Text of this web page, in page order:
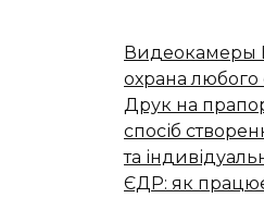
Видеокамеры
охрана любого
Друк на
спосіб
та
ЄДР: як